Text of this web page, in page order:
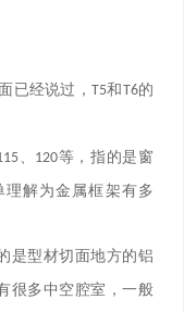
已经说过， T5和 T6的
、 120等，指的是窗
理解为金属框架有多
是型材切面地方的铝
很多中空腔室，一般